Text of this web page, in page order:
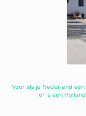
Voor als je Nederland
er is een